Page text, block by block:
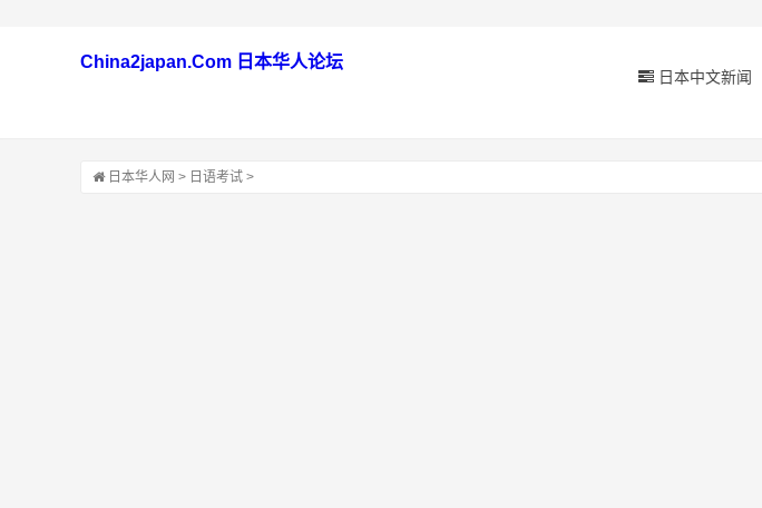
China2japan.Com 日本华人论坛
日本中文新闻
日本华人网 > 日语考试 >